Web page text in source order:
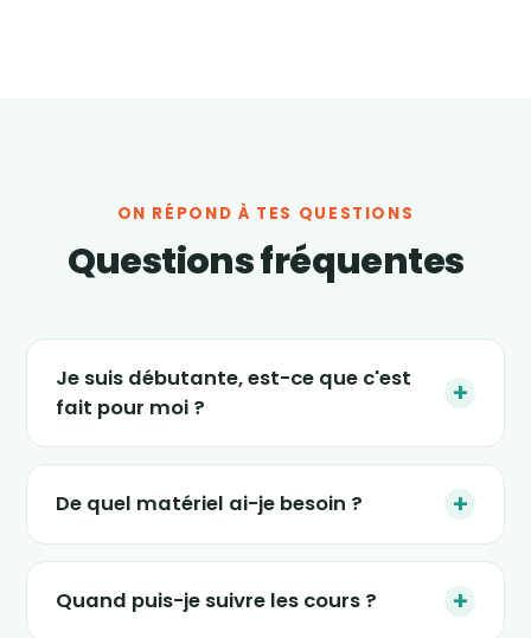
ON RÉPOND À TES QUESTIONS
Questions fréquentes
Je suis débutante, est-ce que c'est
fait pour moi ?
+
Absolument. Les séances s'adaptent à tous
semaines » est justement conçu pour
(re)démarrer en douceur, sans impact et sans
De quel matériel ai-je besoin ? +
Le strict minimum : une tablette, un ordinateur
ou un smartphone, un petit espace dans ton
salon et une tenue confortable. Certaines
Quand puis-je suivre les cours ? +